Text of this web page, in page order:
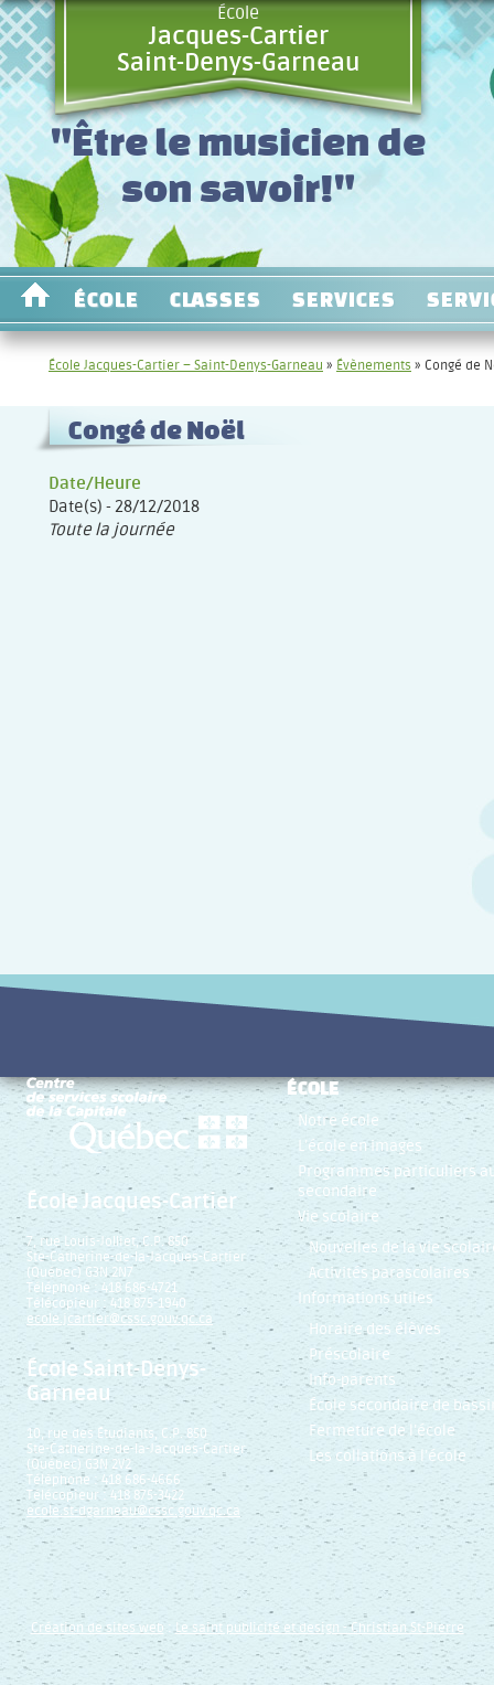
École
Jacques-Cartier
Saint-Denys-Garneau
"Être le musicien de
son savoir!"
ÉCOLE CLASSES SERVICES
École Jacques-Cartier – Saint-Denys-Garneau » Évènements » Congé de
Congé de Noël
Date/Heure
Date(s) - 28/12/2018
Toute la journée
École Jacques-Cartier
7, rue Louis-Jolliet, C.P. 850
Ste-Catherine-de-la-Jacques-Cartier
(Québec) G3N 2N7
Téléphone : 418 686-4721
Télécopieur : 418 875-1940
ecole.jcartier@cssc.gouv.qc.ca
École Saint-Denys-
Garneau
10, rue des Étudiants, C.P. 850
Ste-Catherine-de-la-Jacques-Cartier
(Québec) G3N 2V2
Téléphone : 418 686-4666
Télécopieur : 418 875-3422
ecole.st-dgarneau@cssc.gouv.qc.ca
ÉCOLE
Notre école
L’école en images
Programmes particuliers
secondaire
Vie scolaire
Nouvelles de la vie
Activités parascolaires
Informations utiles
Horaire des élèves
Préscolaire
Info-parents
École secondaire de
Fermeture de l’école
Les collations à l’école
Création de sites web :Le saint publicité et design - Christian St-Pierre